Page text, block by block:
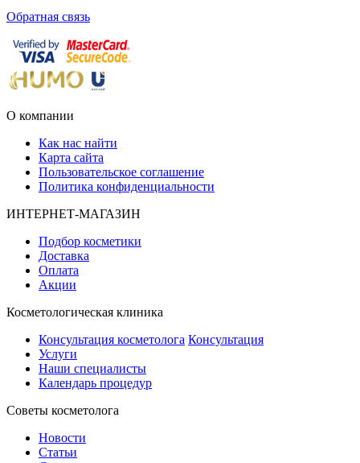
Обратная связь
О компании
Как нас найти
Карта сайта
Пользовательское соглашение
Политика конфиденциальности
ИНТЕРНЕТ-МАГАЗИН
Подбор косметики
Доставка
Оплата
Акции
Косметологическая клиника
Консультация косметолога Консультация
Услуги
Наши специалисты
Календарь процедур
Cоветы косметолога
Новости
Статьи